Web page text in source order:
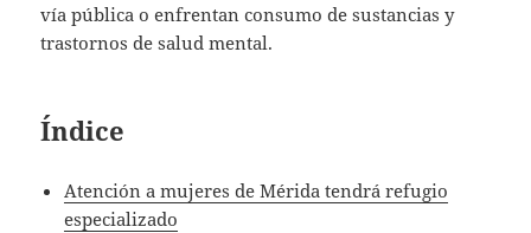
vía pública o enfrentan consumo de sustancias y
trastornos de salud mental.
Índice
Atención a mujeres de Mérida tendrá refugio
especializado